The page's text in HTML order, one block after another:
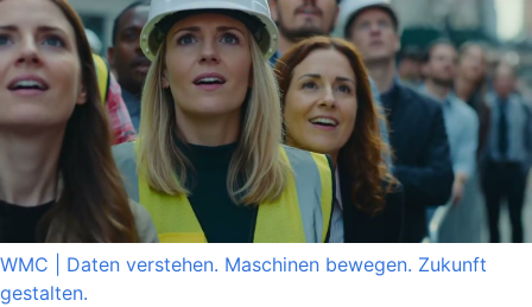
WMC | Daten verstehen. Maschinen bewegen. Zukunft
gestalten.